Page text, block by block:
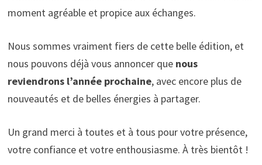
moment agréable et propice aux échanges.
Nous sommes vraiment fiers de cette belle édition, et
nous pouvons déjà vous annoncer que nous
reviendrons l’année prochaine, avec encore plus de
nouveautés et de belles énergies à partager.
Un grand merci à toutes et à tous pour votre présence,
votre confiance et votre enthousiasme. À très bientôt !